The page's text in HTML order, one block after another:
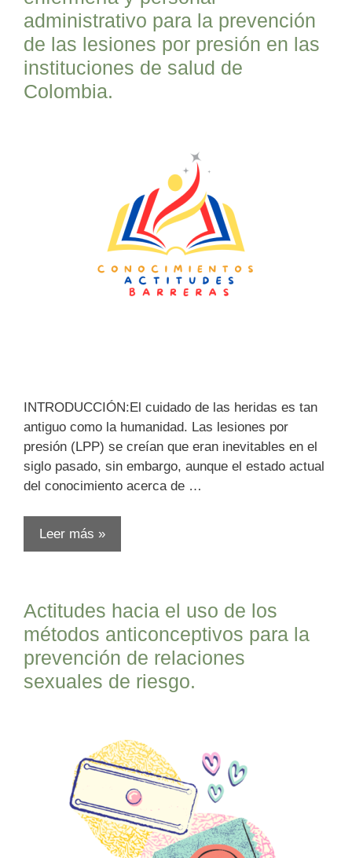
administrativo para la prevención
de las lesiones por presión en las
instituciones de salud de
Colombia.
INTRODUCCIÓN:El cuidado de las heridas es tan
antiguo como la humanidad. Las lesiones por
presión (LPP) se creían que eran inevitables en el
siglo pasado, sin embargo, aunque el estado actual
del conocimiento acerca de …
Leer más »
Actitudes hacia el uso de los
métodos anticonceptivos para la
prevención de relaciones
sexuales de riesgo.